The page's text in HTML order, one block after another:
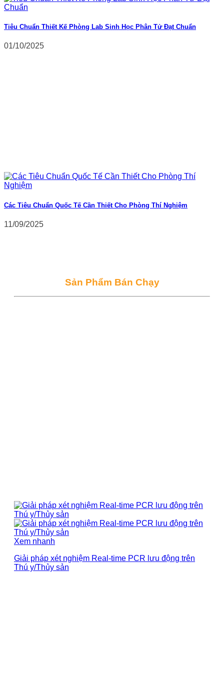
Tiêu Chuẩn Thiết Kế Phòng Lab Sinh Học Phân Tử Đạt Chuẩn
01/10/2025
Các Tiêu Chuẩn Quốc Tế Cần Thiết Cho Phòng Thí Nghiệm
11/09/2025
Sản Phẩm Bán Chạy
Xem nhanh
Giải pháp xét nghiệm Real-time PCR lưu động trên
Thú y/Thủy sản